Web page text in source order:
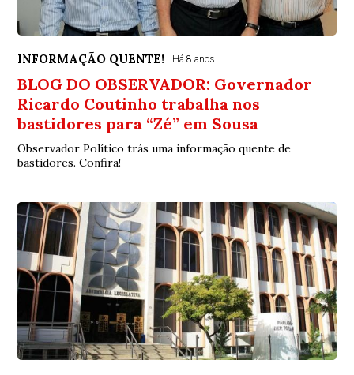
INFORMAÇÃO QUENTE! Há 8 anos
BLOG DO OBSERVADOR: Governador
Ricardo Coutinho trabalha nos
bastidores para “Zé” em Sousa
Observador Político trás uma informação quente de
bastidores. Confira!